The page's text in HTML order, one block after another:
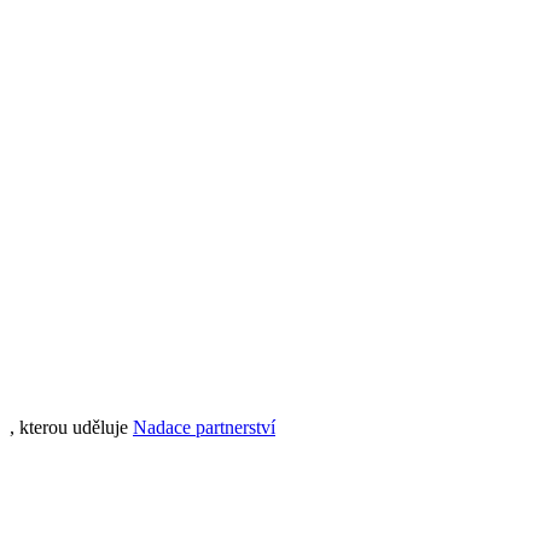
, kterou uděluje Nadace partnerství